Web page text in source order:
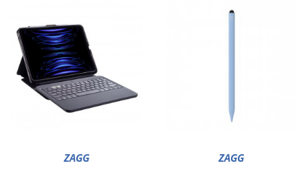
ZAGG ZAGG